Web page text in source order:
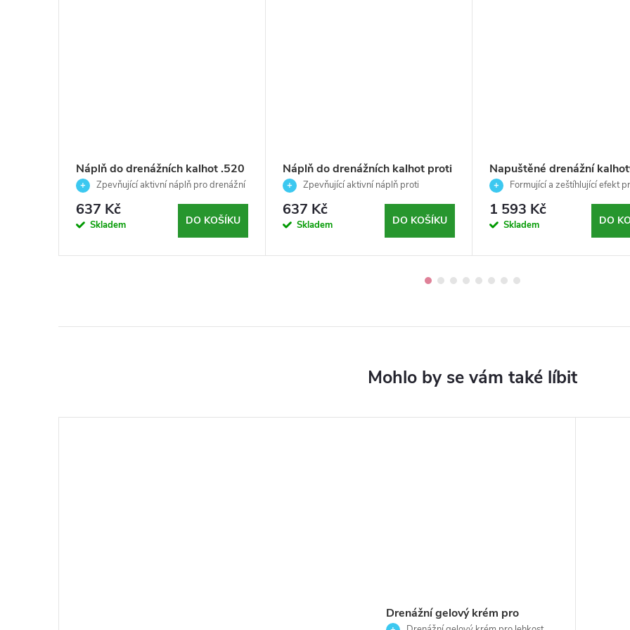
Náplň do drenážních kalhot .520
- Firming - Arosha 120ml
Zpevňující aktivní náplň pro drenážní
ošetření – profesionální použití
637 Kč
Skladem DO KOŠÍKU
Náplň do drenážních kalhot proti
celulitidě .521 - Firming -
AROSHA - 1ks/120ml
Zpevňující aktivní náplň proti
celulitidě pro profesionální drenážní
ošetření
637 Kč
Skladem DO KOŠÍKU
Napuštěné drenážní
zpevňujícím účinkem .522 -
- Firming- Arosha-
Formující a zeštíhlující efekt
problematické partie
1 593 Kč
Skladem DO
Drenážní gelový krém pro